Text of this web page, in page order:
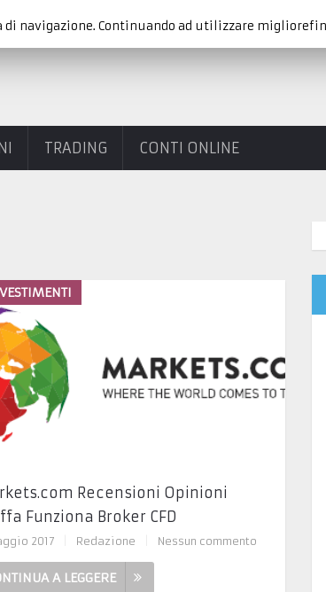
TRADING CONTI ONLINE
Recensioni Opinioni
Funziona Broker CFD
2017 Redazione Nessun commento
A LEGGERE
navigazione. Continuando ad utilizzare